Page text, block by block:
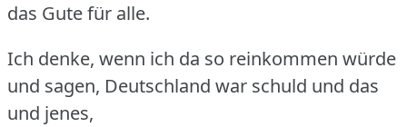
das Gute für alle.
Ich denke, wenn ich da so reinkommen würde
und sagen, Deutschland war schuld und das
und jenes,